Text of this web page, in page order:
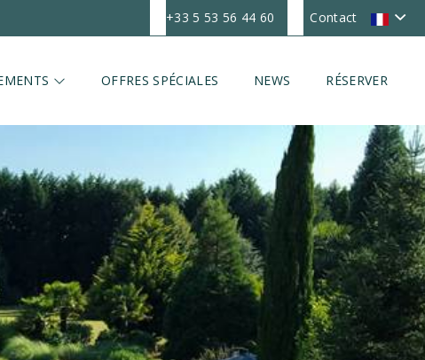
Contact
+33 5 53 56 44 60
OFFRES SPÉCIALES NEWS RÉSERVER